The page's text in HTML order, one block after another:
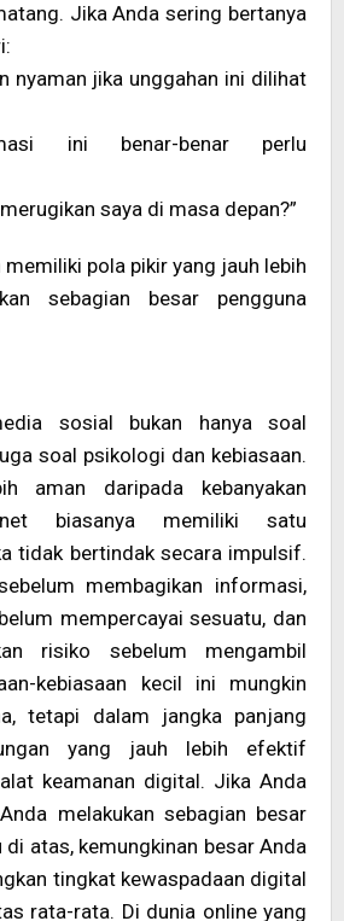
Jika Anda sering bertanya
nyaman jika unggahan ini dilihat
ini benar-benar perlu
saya di masa depan?”
memiliki pola pikir yang jauh lebih
sebagian besar pengguna
sosial bukan hanya soal
soal psikologi dan kebiasaan.
aman daripada kebanyakan
biasanya memiliki satu
tidak bertindak secara impulsif.
membagikan informasi,
mempercayai sesuatu, dan
risiko sebelum mengambil
kebiasaan kecil ini mungkin
tetapi dalam jangka panjang
yang jauh lebih efektif
keamanan digital. Jika Anda
melakukan sebagian besar
atas, kemungkinan besar Anda
tingkat kewaspadaan digital
rata-rata. Di dunia online yang